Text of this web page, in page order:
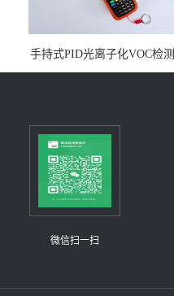
手持式PID光离子化VOC检测
仪（挥发性有机物设备）
微信扫一扫